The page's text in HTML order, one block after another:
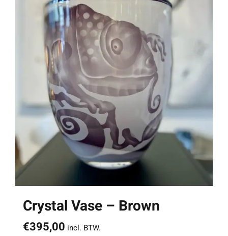
Crystal Vase – Brown
€395,00 incl. BTW.